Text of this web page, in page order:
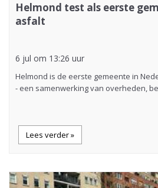
Helmond test als eerste
asfalt
6 jul om 13:26 uur
Helmond is de eerste gemeente in
- een samenwerking van overheden,
Lees verder »